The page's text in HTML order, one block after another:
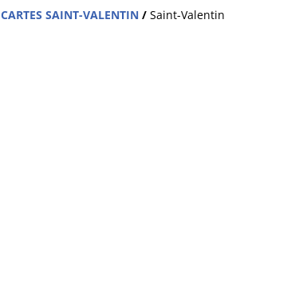
CARTES SAINT-VALENTIN / Saint-Valentin